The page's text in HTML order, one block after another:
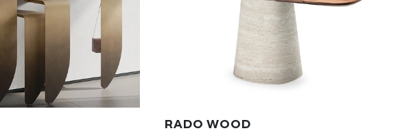
RADO WOOD